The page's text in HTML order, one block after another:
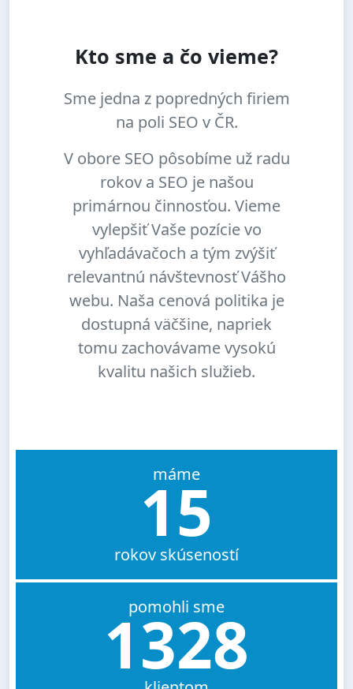
Kto sme a čo vieme?
Sme jedna z popredných firiem
na poli SEO v ČR.
V obore SEO pôsobíme už radu
rokov a SEO je našou
primárnou činnosťou. Vieme
vylepšiť Vaše pozície vo
vyhľadávačoch a tým zvýšiť
relevantnú návštevnosť Vášho
webu. Naša cenová politika je
dostupná väčšine, napriek
tomu zachovávame vysokú
kvalitu našich služieb.
máme
15
rokov skúseností
pomohli sme
1328